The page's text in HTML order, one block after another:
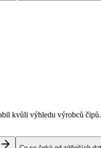
kvůli výhledu výrobců čipů.